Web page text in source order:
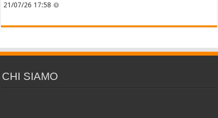
21/07/26 17:58
CHI SIAMO